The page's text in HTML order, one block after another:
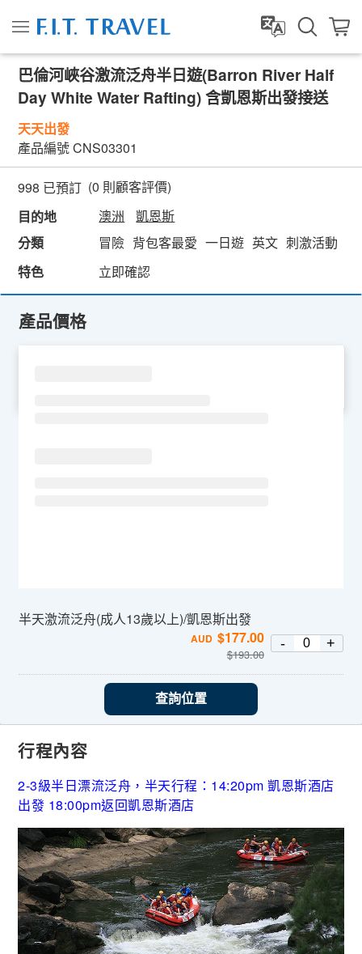
巴倫河峽谷激流泛舟半日遊(Barron River Half
Day White Water Rafting) 含凱恩斯出發接送
天天出發
產品編號CNS03301
998 已預訂 (0 則顧客評價)
目的地
澳洲
凱恩斯
分類
冒險 背包客最愛 一日遊 英文 刺激活動
特色
立即確認
產品價格
半天激流泛舟(成人13歲以上)/凱恩斯出發
AUD $177.00
$193.00
- +
查詢位置
行程內容
2-3級半日漂流泛舟，半天行程：14:20pm 凱恩斯酒店
出發 18:00pm返回凱恩斯酒店